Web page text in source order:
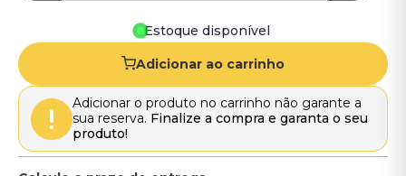
Estoque disponível
Adicionar ao carrinho
Adicionar o produto no carrinho não garante a
sua reserva. Finalize a compra e garanta o seu
produto!